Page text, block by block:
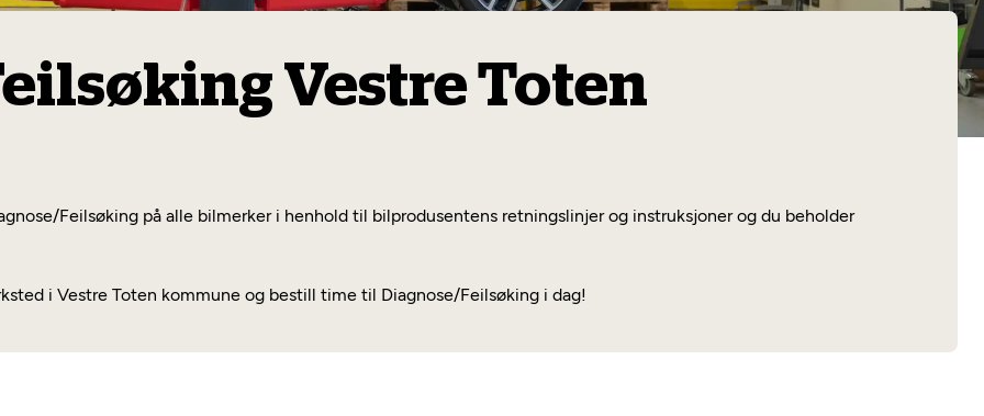
Vestre Toten
Feilsøking på alle bilmerker i henhold til bilprodusentens retningslinjer og instruksjoner og du beholder
i Vestre Toten kommune og bestill time til Diagnose/Feilsøking i dag!